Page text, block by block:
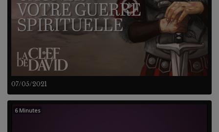
07/05/2021
6 Minutes